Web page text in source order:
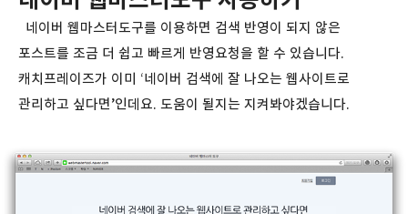
네이버 웹마스터도구를 이용하면 검색 반영이 되지 않은
포스트를 조금 더 쉽고 빠르게 반영요청을 할 수 있습니다.
캐치프레이즈가 이미 ‘네이버 검색에 잘 나오는 웹사이트로
관리하고 싶다면’인데요. 도움이 될지는 지켜봐야겠습니다.